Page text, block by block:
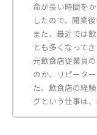
命が長い時間を
したので、開業
また、最近では
とも多くなってき
元飲食店従業員
のか、リピータ
た。飲食店の経
グという仕事は